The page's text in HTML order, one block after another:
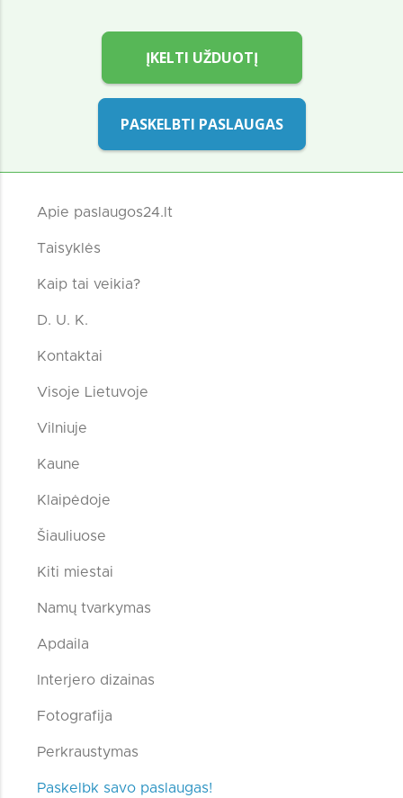
ĮKELTI UŽDUOTĮ
PASKELBTI PASLAUGAS
Apie paslaugos24.lt
Taisyklės
Kaip tai veikia?
D. U. K.
Kontaktai
Visoje Lietuvoje
Vilniuje
Kaune
Klaipėdoje
Šiauliuose
Kiti miestai
Namų tvarkymas
Apdaila
Interjero dizainas
Fotografija
Perkraustymas
Paskelbk savo paslaugas!